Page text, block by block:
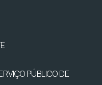
PÚBLICO DE